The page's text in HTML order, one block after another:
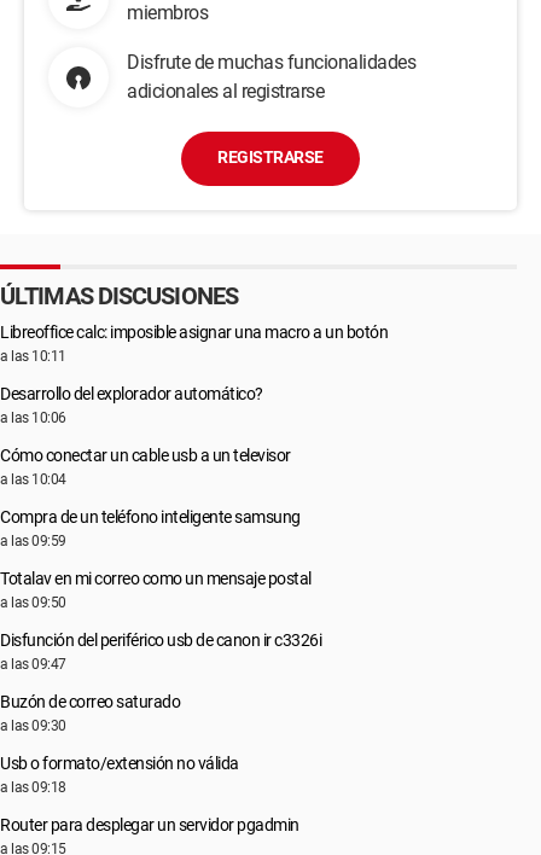
miembros
Disfrute de muchas funcionalidades
adicionales al registrarse
REGISTRARSE
ÚLTIMAS DISCUSIONES
Libreoffice calc: imposible asignar una macro a un botón
a las 10:11
Desarrollo del explorador automático?
a las 10:06
Cómo conectar un cable usb a un televisor
a las 10:04
Compra de un teléfono inteligente samsung
a las 09:59
Totalav en mi correo como un mensaje postal
a las 09:50
Disfunción del periférico usb de canon ir c3326i
a las 09:47
Buzón de correo saturado
a las 09:30
Usb o formato/extensión no válida
a las 09:18
Router para desplegar un servidor pgadmin
a las 09:15